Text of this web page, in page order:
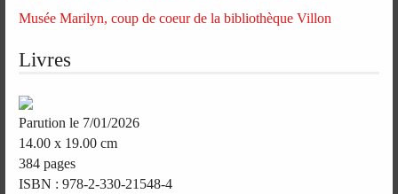
Musée Marilyn, coup de coeur de la bibliothèque Villon
Livres
Parution le 7/01/2026
14.00 x 19.00 cm
384 pages
ISBN : 978-2-330-21548-4